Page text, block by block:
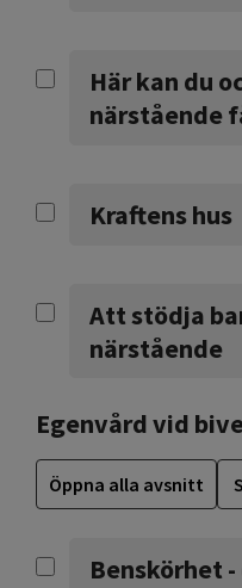
Här kan du
närstående
Kraftens hus
Att stödja
närstående
Egenvård vid
Öppna alla avsnitt
Benskörhet